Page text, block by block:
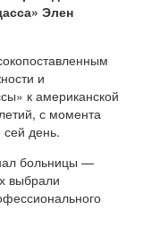
Элен
и
к американской
с момента
день.
больницы —
выбрали